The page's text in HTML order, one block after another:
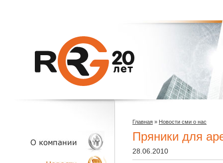
Главная » Новости сми о нас
Пряники для
28.06.2010